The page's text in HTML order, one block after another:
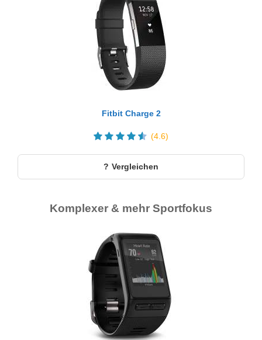
Fitbit Charge 2
(4.6)
Vergleichen
Komplexer & mehr Sportfokus